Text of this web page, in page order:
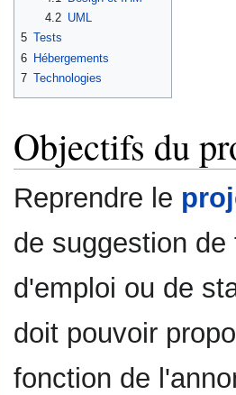
4.2 UML
5 Tests
6 Hébergements
7 Technologies
Objectifs du
Reprendre le
de suggestion
d'emploi ou de
doit pouvoir
fonction de